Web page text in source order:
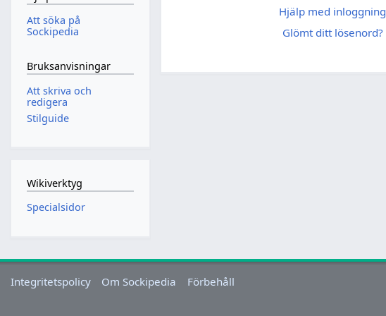
Hjälp med inloggning
Glömt ditt lösenord?
Att söka på
Sockipedia
Bruksanvisningar
Att skriva och
redigera
Stilguide
Wikiverktyg
Specialsidor
Integritetspolicy Om Sockipedia Förbehåll